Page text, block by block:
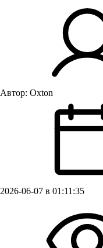
Автор: Oxton
2026-06-07 в 01:11:35